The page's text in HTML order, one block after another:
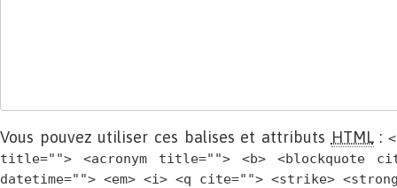
Vous pouvez utiliser ces balises et attributs HTML:
title=""> <acronym title=""> <b> <blockquote
datetime=""> <em> <i> <q cite=""> <strike>